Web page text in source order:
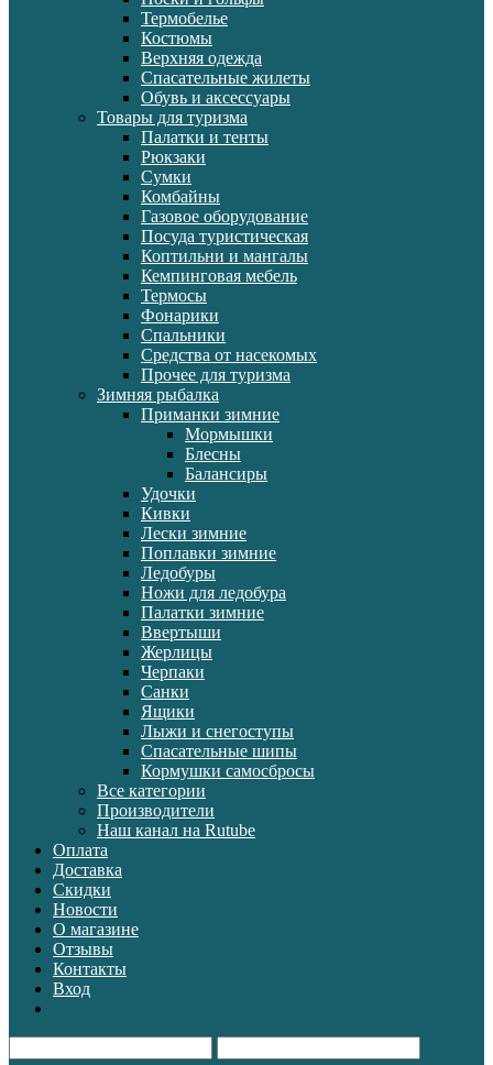
Термобелье
Костюмы
Верхняя одежда
Спасательные жилеты
Обувь и аксессуары
Товары для туризма
Палатки и тенты
Рюкзаки
Сумки
Комбайны
Газовое оборудование
Посуда туристическая
Коптильни и мангалы
Кемпинговая мебель
Термосы
Фонарики
Спальники
Средства от насекомых
Прочее для туризма
Зимняя рыбалка
Приманки зимние
Мормышки
Блесны
Балансиры
Удочки
Кивки
Лески зимние
Поплавки зимние
Ледобуры
Ножи для ледобура
Палатки зимние
Ввертыши
Жерлицы
Черпаки
Санки
Ящики
Лыжи и снегоступы
Спасательные шипы
Кормушки самосбросы
Все категории
Производители
Наш канал на Rutube
Оплата
Доставка
Скидки
Новости
О магазине
Отзывы
Контакты
Вход